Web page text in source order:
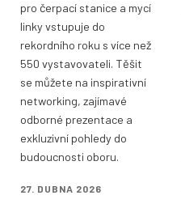
pro čerpací stanice a mycí
linky vstupuje do
rekordního roku s více než
550 vystavovateli. Těšit
se můžete na inspirativní
networking, zajímavé
odborné prezentace a
exkluzivní pohledy do
budoucnosti oboru.
27. DUBNA 2026